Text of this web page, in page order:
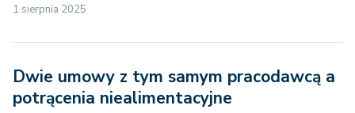
1 sierpnia 2025
Dwie umowy z tym samym pracodawcą a
potrącenia niealimentacyjne